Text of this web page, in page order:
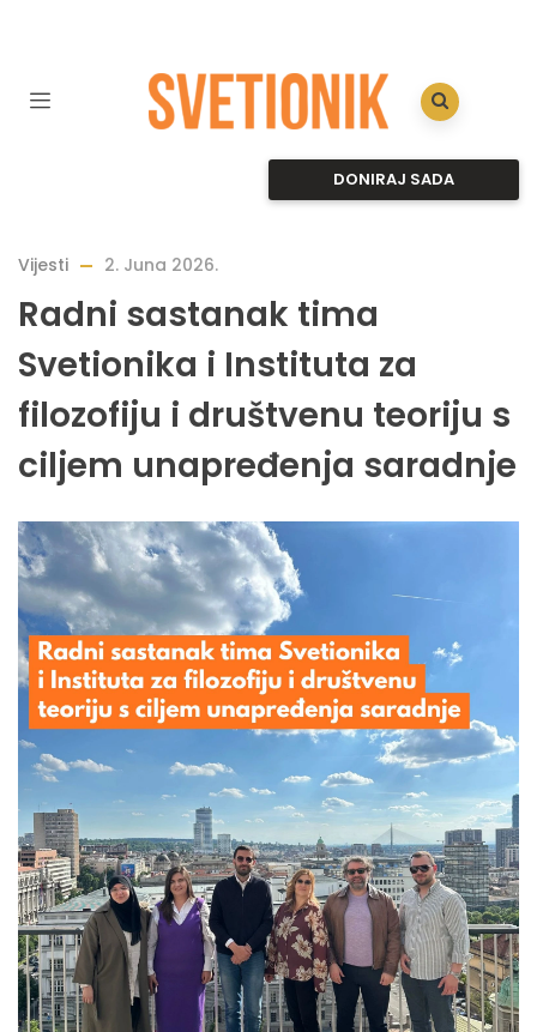
DONIRAJ SADA
Vijesti 2. Juna 2026.
Radni sastanak tima
Svetionika i Instituta za
filozofiju i društvenu teoriju s
ciljem unapređenja saradnje